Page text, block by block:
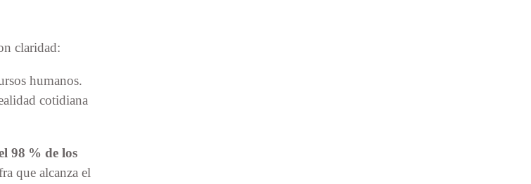
claridad:
humanos.
cotidiana
98 % de los
que alcanza el